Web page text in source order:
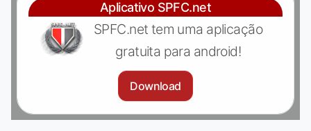
Aplicativo SPFC.net
SPFC.net tem uma aplicação
gratuita para android!
Download